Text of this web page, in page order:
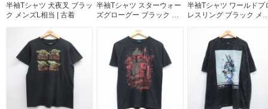
半袖Tシャツ 犬夜叉 ブラッ
ク メンズL相当 | 古着
半袖Tシャツ スターウォー
ズグローグー ブラック メ
半袖Tシャツ ワールドプ
レスリング ブラック メ